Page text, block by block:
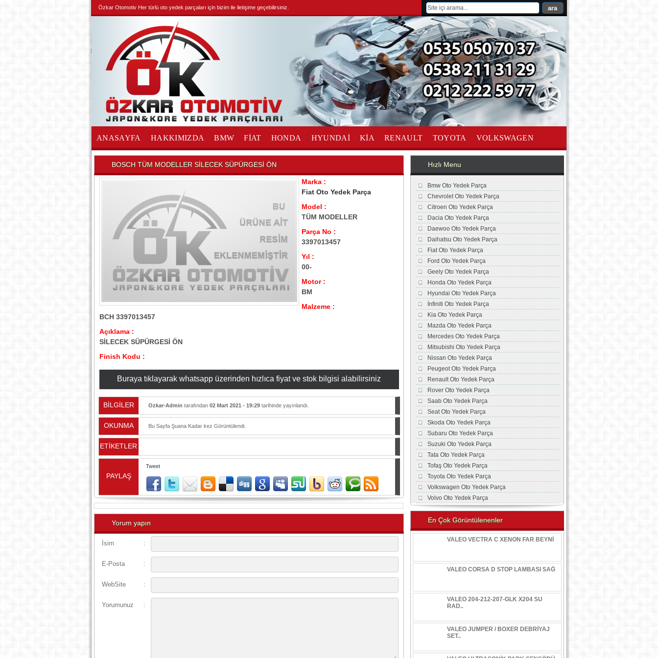
Özkar Otomotiv Her türlü oto yedek parçaları için bizim ile iletişime geçebilirsiniz.
ANASAYFA HAKKIMIZDA BMW FİAT HONDA HYUNDAİ KİA RENAULT TOYOTA VOLKSWAGEN
İLETİŞİM
BOSCH TÜM MODELLER SİLECEK SÜPÜRGESİ ÖN
Marka :
Fiat Oto Yedek Parça
Model :
TÜM MODELLER
Parça No :
3397013457
Yıl :
00-
Motor :
BM
Malzeme :
BCH 3397013457
Açıklama :
SİLECEK SÜPÜRGESİ ÖN
Finish Kodu :
Buraya tıklayarak whatsapp üzerinden hızlıca fiyat ve stok bilgisi alabilirsiniz
BİLGİLER Ozkar-Admin tarafından 02 Mart 2021 - 19:29tarihinde yayınlandı.
OKUNMA Bu Sayfa Şuana Kadar kez Görüntülendi.
ETİKETLER
PAYLAŞ
Tweet
Yorum yapın
İsim :
E-Posta :
WebSite :
Yorumunuz :
Hızlı Menu
Bmw Oto Yedek Parça
Chevrolet Oto Yedek Parça
Citroen Oto Yedek Parça
Dacia Oto Yedek Parça
Daewoo Oto Yedek Parça
Daihatsu Oto Yedek Parça
Fiat Oto Yedek Parça
Ford Oto Yedek Parça
Geely Oto Yedek Parça
Honda Oto Yedek Parça
Hyundai Oto Yedek Parça
İnfiniti Oto Yedek Parça
Kia Oto Yedek Parça
Mazda Oto Yedek Parça
Mercedes Oto Yedek Parça
Mitsubishi Oto Yedek Parça
Nissan Oto Yedek Parça
Peugeot Oto Yedek Parça
Renault Oto Yedek Parça
Rover Oto Yedek Parça
Saab Oto Yedek Parça
Seat Oto Yedek Parça
Skoda Oto Yedek Parça
Subaru Oto Yedek Parça
Suzuki Oto Yedek Parça
Tata Oto Yedek Parça
Tofaş Oto Yedek Parça
Toyota Oto Yedek Parça
Volkswagen Oto Yedek Parça
Volvo Oto Yedek Parça
En Çok Görüntülenenler
VALEO VECTRA C XENON FAR BEYNİ
VALEO CORSA D STOP LAMBASI SAĞ
VALEO 204-212-207-GLK X204 SU
RAD..
VALEO JUMPER / BOXER DEBRİYAJ
SET..